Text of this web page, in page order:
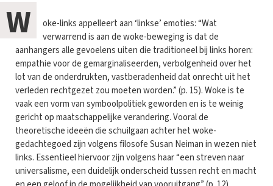
W
oke-links appelleert aan ‘linkse’ emoties: “Wat
verwarrend is aan de woke-beweging is dat de
aanhangers alle gevoelens uiten die traditioneel bij links horen:
empathie voor de gemarginaliseerden, verbolgenheid over het
lot van de onderdrukten, vastberadenheid dat onrecht uit het
verleden rechtgezet zou moeten worden.” (p. 15). Woke is te
vaak een vorm van symboolpolitiek geworden en is te weinig
gericht op maatschappelijke verandering. Vooral de
theoretische ideeën die schuilgaan achter het woke-
gedachtegoed zijn volgens filosofe Susan Neiman in wezen niet
links. Essentieel hiervoor zijn volgens haar “een streven naar
universalisme, een duidelijk onderscheid tussen recht en macht